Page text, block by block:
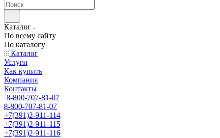
Каталог
По всему сайту
По каталогу
Каталог
Услуги
Как купить
Компания
Контакты
8-800-707-81-07
8-800-707-81-07
+7(391)2-911-114
+7(391)2-911-115
+7(391)2-911-116